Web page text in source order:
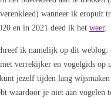
wanneer ik eropuit
en in 2021 deed ik het weer.
ik namelijk op dit weblog:
verrekijker en vogelgids op
jezelf tijden lang
waardoor je niet aan vogelen